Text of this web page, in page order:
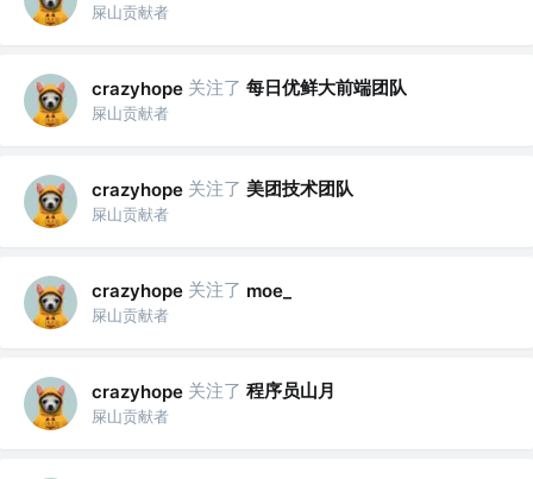
屎山贡献者
crazyhope 关注了 每日优鲜大前端团队
屎山贡献者
crazyhope 关注了 美团技术团队
屎山贡献者
crazyhope 关注了 moe_
屎山贡献者
crazyhope 关注了 程序员山月
屎山贡献者